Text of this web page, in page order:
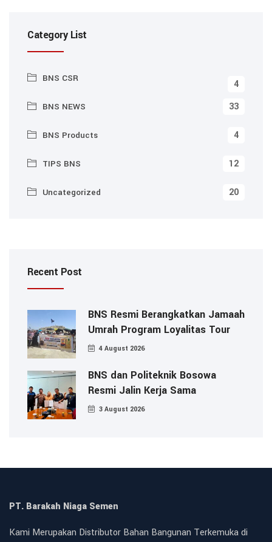
Category List
BNS CSR 4
BNS NEWS 33
BNS Products 4
TIPS BNS 12
Uncategorized 20
Recent Post
BNS Resmi Berangkatkan Jamaah
Umrah Program Loyalitas Tour
4 August 2026
BNS dan Politeknik Bosowa
Resmi Jalin Kerja Sama
3 August 2026
PT. Barakah Niaga Semen
Kami Merupakan Distributor Bahan Bangunan Terkemuka di